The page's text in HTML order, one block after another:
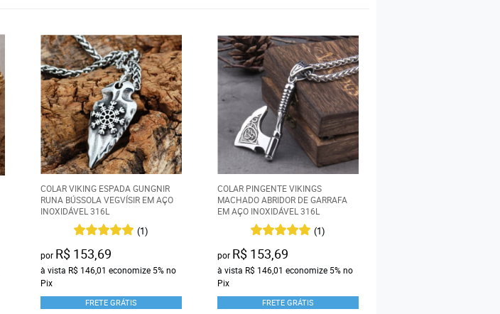
COLAR VIKING ESPADA GUNGNIR
RUNA BÚSSOLA VEGVÍSIR EM AÇO
INOXIDÁVEL 316L
(1)
por R$ 153,69
à vista R$ 146,01 economize 5%no
Pix
FRETE GRÁTIS
COLAR PINGENTE VIKINGS
MACHADO ABRIDOR DE GARRAFA
EM AÇO INOXIDÁVEL 316L
(1)
por R$ 153,69
à vista R$ 146,01 economize 5%no
Pix
FRETE GRÁTIS